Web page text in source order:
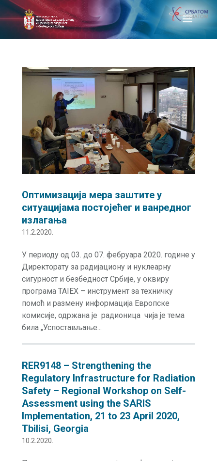
Оптимизација мера заштите у
ситуацијама постојећег и ванредног
излагања
11.2.2020.
У периоду од 03. до 07. фебруара 2020. године у
Директорату за радијациону и нуклеарну
сигурност и безбедност Србије, у оквиру
програма TAIEX – инструмент за техничку
помоћ и размену информација Европске
комисије, одржана је радионица чија је тема
била „Успостављање...
RER9148 – Strengthening the
Regulatory Infrastructure for Radiation
Safety – Regional Workshop on Self-
Assessment using the SARIS
Implementation, 21 to 23 April 2020,
Tbilisi, Georgia
10.2.2020.